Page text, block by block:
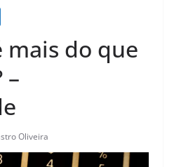
mais do que
–
Oliveira